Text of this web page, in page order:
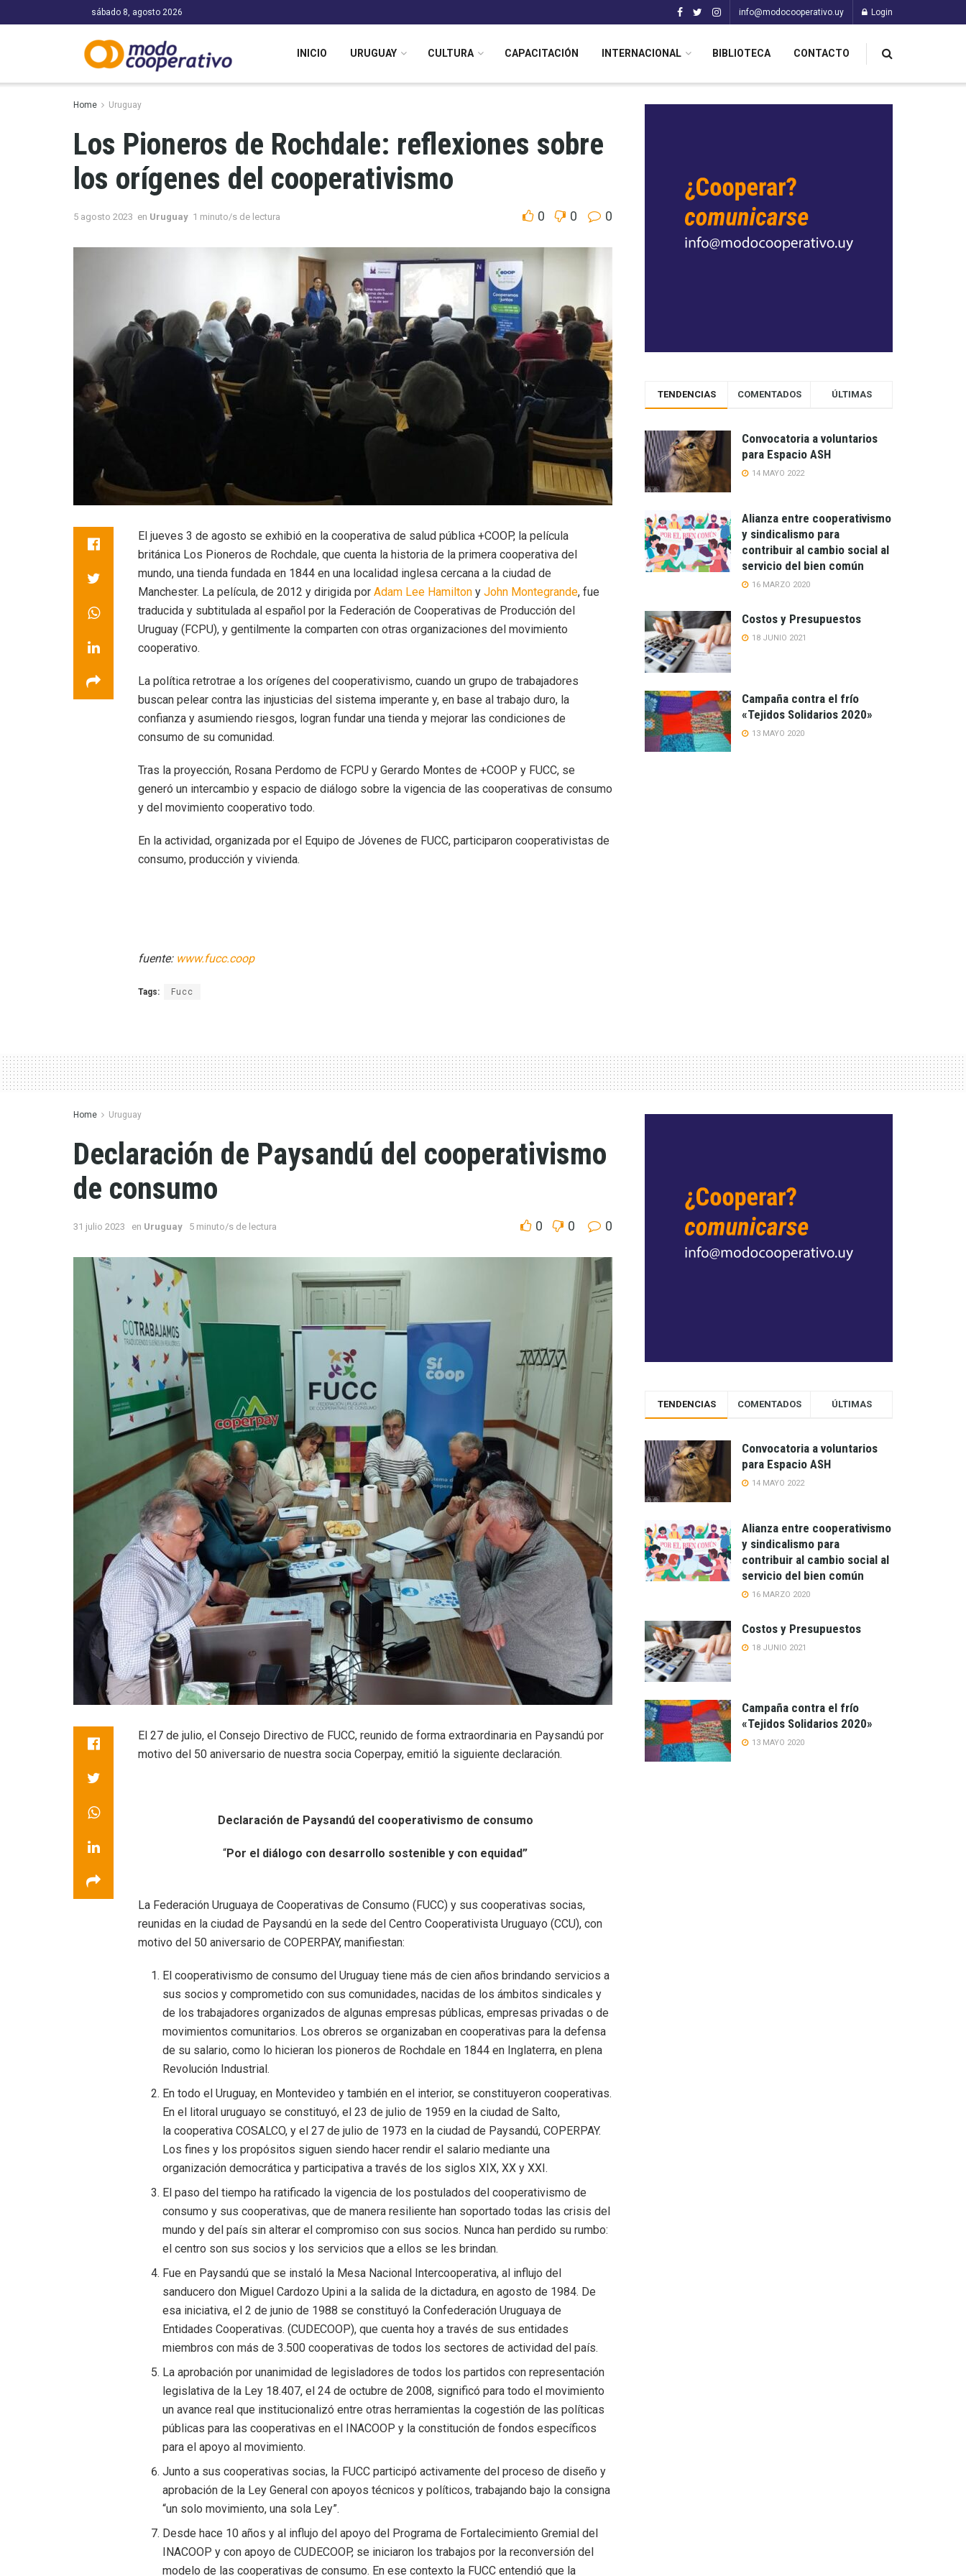
sábado 8, agosto 2026 info@modocooperativo.uy Login
INICIO URUGUAY CULTURA CAPACITACIÓN INTERNACIONAL BIBLIOTECA CONTACTO
Home Uruguay
Los Pioneros de Rochdale: reflexiones sobre
los orígenes del cooperativismo
5 agosto 2023 en Uruguay 1 minuto/s de lectura 0 0 0
El jueves 3 de agosto se exhibió en la cooperativa de salud pública +COOP, la película
británica Los Pioneros de Rochdale, que cuenta la historia de la primera cooperativa del
mundo, una tienda fundada en 1844 en una localidad inglesa cercana a la ciudad de
Manchester. La película, de 2012 y dirigida por Adam Lee Hamilton y John Montegrande, fue
traducida y subtitulada al español por la Federación de Cooperativas de Producción del
Uruguay (FCPU), y gentilmente la comparten con otras organizaciones del movimiento
cooperativo.
La política retrotrae a los orígenes del cooperativismo, cuando un grupo de trabajadores
buscan pelear contra las injusticias del sistema imperante y, en base al trabajo duro, la
confianza y asumiendo riesgos, logran fundar una tienda y mejorar las condiciones de
consumo de su comunidad.
Tras la proyección, Rosana Perdomo de FCPU y Gerardo Montes de +COOP y FUCC, se
generó un intercambio y espacio de diálogo sobre la vigencia de las cooperativas de consumo
y del movimiento cooperativo todo.
En la actividad, organizada por el Equipo de Jóvenes de FUCC, participaron cooperativistas de
consumo, producción y vivienda.
fuente: www.fucc.coop
Tags: Fucc
TENDENCIAS COMENTADOS ÚLTIMAS
Convocatoria a voluntarios
para Espacio ASH
14 MAYO 2022
Alianza entre cooperativismo
y sindicalismo para
contribuir al cambio social al
servicio del bien común
16 MARZO 2020
Costos y Presupuestos
18 JUNIO 2021
Campaña contra el frío
«Tejidos Solidarios 2020»
13 MAYO 2020
Home Uruguay
Declaración de Paysandú del cooperativismo
de consumo
31 julio 2023 en Uruguay 5 minuto/s de lectura 0 0 0
El 27 de julio, el Consejo Directivo de FUCC, reunido de forma extraordinaria en Paysandú por
motivo del 50 aniversario de nuestra socia Coperpay, emitió la siguiente declaración.
Declaración de Paysandú del cooperativismo de consumo
“Por el diálogo con desarrollo sostenible y con equidad”
La Federación Uruguaya de Cooperativas de Consumo (FUCC) y sus cooperativas socias,
reunidas en la ciudad de Paysandú en la sede del Centro Cooperativista Uruguayo (CCU), con
motivo del 50 aniversario de COPERPAY, manifiestan:
El cooperativismo de consumo del Uruguay tiene más de cien años brindando servicios a
sus socios y comprometido con sus comunidades, nacidas de los ámbitos sindicales y
de los trabajadores organizados de algunas empresas públicas, empresas privadas o de
movimientos comunitarios. Los obreros se organizaban en cooperativas para la defensa
de su salario, como lo hicieran los pioneros de Rochdale en 1844 en Inglaterra, en plena
Revolución Industrial.
En todo el Uruguay, en Montevideo y también en el interior, se constituyeroncooperativas.
En el litoral uruguayo se constituyó, el 23 de julio de 1959en la ciudad de Salto,
lacooperativa COSALCO, y el 27 de julio de 1973 en la ciudad de Paysandú, COPERPAY.
Los fines y los propósitos siguen siendo hacer rendir el salario mediante una
organización democrática y participativa a través de los siglos XIX, XX y XXI.
El paso del tiempo ha ratificado la vigencia de los postulados del cooperativismo de
consumo y sus cooperativas, que de manera resiliente han soportado todas las crisis del
mundo y del país sin alterar el compromiso con sus socios. Nunca han perdido su rumbo:
el centro son sus socios y los servicios que a ellos se les brindan.
Fue en Paysandú que se instaló la Mesa Nacional Intercooperativa, al influjo del
sanducero don Miguel Cardozo Upini a la salida de la dictadura, en agosto de 1984. De
esa iniciativa, el 2 de junio de 1988 se constituyó la Confederación Uruguaya de
Entidades Cooperativas. (CUDECOOP), que cuenta hoy a través de sus entidades
miembros con más de 3.500 cooperativas de todos los sectores de actividad del país.
La aprobación por unanimidad de legisladores de todos los partidos con representación
legislativa de la Ley 18.407, el 24 de octubre de 2008, significó para todo el movimiento
un avance real que institucionalizó entre otras herramientas la cogestión de las políticas
públicas para las cooperativas en el INACOOP y la constitución de fondos específicos
para el apoyo al movimiento.
Junto a sus cooperativas socias, la FUCC participó activamente del proceso de diseño y
aprobación de la Ley General con apoyos técnicos y políticos, trabajando bajo la consigna
“un solo movimiento, una sola Ley”.
Desde hace 10 años y al influjo del apoyo del Programa de Fortalecimiento Gremial del
INACOOP y con apoyo de CUDECOOP, se iniciaron los trabajos por la reconversión del
modelo de las cooperativas de consumo. En ese contexto la FUCC entendió que la
TENDENCIAS COMENTADOS ÚLTIMAS
Convocatoria a voluntarios
para Espacio ASH
14 MAYO 2022
Alianza entre cooperativismo
y sindicalismo para
contribuir al cambio social al
servicio del bien común
16 MARZO 2020
Costos y Presupuestos
18 JUNIO 2021
Campaña contra el frío
«Tejidos Solidarios 2020»
13 MAYO 2020